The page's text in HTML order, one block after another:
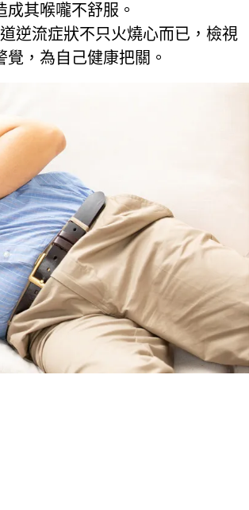
其喉嚨不舒服。
逆流症狀不只火燒心而已，檢視
，為自己健康把關。